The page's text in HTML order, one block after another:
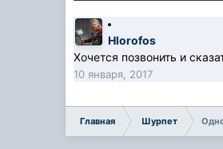
Hlorofos
Хочется позвонить и
10 января, 2017
Главная Шурпет